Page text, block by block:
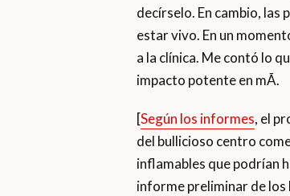
decírselo. En cambio, las
estar vivo. En un
a la clínica. Me contó lo
impacto potente en mÃ­.
[Según los informes, el
del bullicioso centro
inflamables que podrían
informe preliminar de